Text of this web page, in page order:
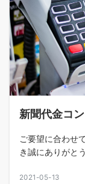
新聞代金コ
ご要望に合わせ
き誠にありがと
2021-05-13